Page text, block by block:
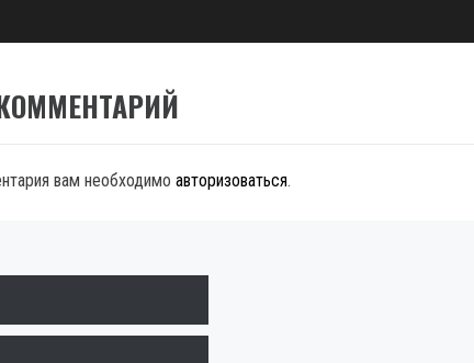
вам необходимо авторизоваться.